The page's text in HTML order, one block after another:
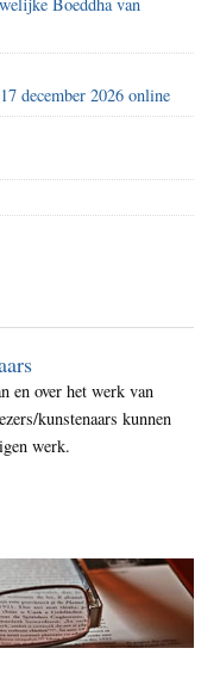
december 2026 online
en over het werk van
kunstenaars kunnen
werk.